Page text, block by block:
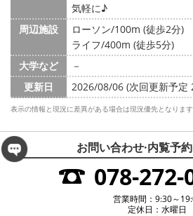
気軽に♪
周辺施設
ローソン/100m (徒歩2分)
ライフ/400m (徒歩5分)
大学など
－
更新日
2026/08/06 (次回更新予定
表示の情報と現況に差異がある場合は現況優先となります
お問い合わせ·内覧予
078-272-
営業時間：9:30～
定休日：水曜日